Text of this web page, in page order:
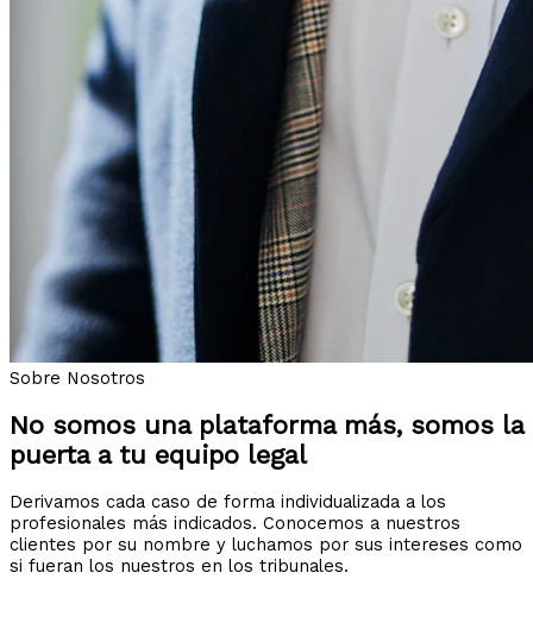
Sobre Nosotros
No somos una plataforma más, somos la
puerta a tu equipo legal
Derivamos cada caso de forma individualizada a los
profesionales más indicados. Conocemos a nuestros
clientes por su nombre y luchamos por sus intereses como
si fueran los nuestros en los tribunales.